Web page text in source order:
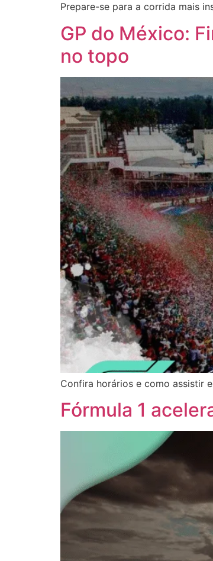
Prepare-se para a corrida mais
GP do México:
no topo
Confira horários e como assistir
Fórmula 1